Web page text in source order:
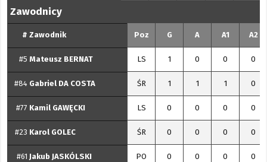
Zawodnicy
# Zawodnik Poz G A A1 A2
#5 Mateusz BERNAT LS 1 0 0 0
#84 Gabriel DA COSTA ŚR 1 1 1 0
#77 Kamil GAWĘCKI LS 0 0 0 0
#23 Karol GOLEC ŚR 0 0 0 0
#61 Jakub JASKÓLSKI PO 0 0 0 0